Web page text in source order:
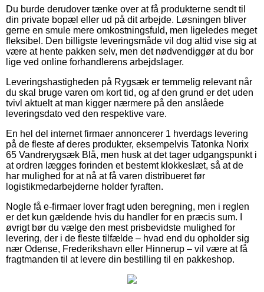
Du burde derudover tænke over at få produkterne sendt til
din private bopæl eller ud på dit arbejde. Løsningen bliver
gerne en smule mere omkostningsfuld, men ligeledes meget
fleksibel. Den billigste leveringsmåde vil dog altid vise sig at
være at hente pakken selv, men det nødvendiggør at du bor
lige ved online forhandlerens arbejdslager.
Leveringshastigheden på Rygsæk er temmelig relevant når
du skal bruge varen om kort tid, og af den grund er det uden
tvivl aktuelt at man kigger nærmere på den anslåede
leveringsdato ved den respektive vare.
En hel del internet firmaer annoncerer 1 hverdags levering
på de fleste af deres produkter, eksempelvis Tatonka Norix
65 Vandrerygsæk Blå, men husk at det tager udgangspunkt i
at ordren lægges forinden et bestemt klokkeslæt, så at de
har mulighed for at nå at få varen distribueret før
logistikmedarbejderne holder fyraften.
Nogle få e-firmaer lover fragt uden beregning, men i reglen
er det kun gældende hvis du handler for en præcis sum. I
øvrigt bør du vælge den mest prisbevidste mulighed for
levering, der i de fleste tilfælde – hvad end du opholder sig
nær Odense, Frederikshavn eller Hinnerup – vil være at få
fragtmanden til at levere din bestilling til en pakkeshop.